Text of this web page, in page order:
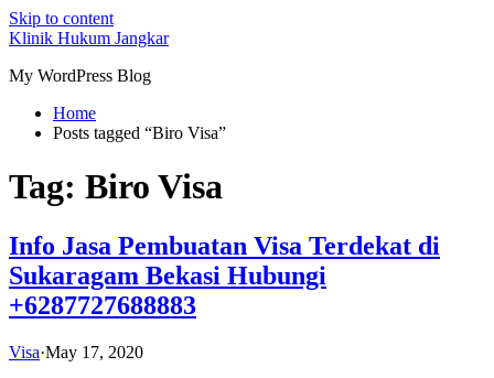
Skip to content
Klinik Hukum Jangkar
My WordPress Blog
Home
Posts tagged “Biro Visa”
Tag: Biro Visa
Info Jasa Pembuatan Visa Terdekat di
Sukaragam Bekasi Hubungi
+6287727688883
Visa·May 17, 2020